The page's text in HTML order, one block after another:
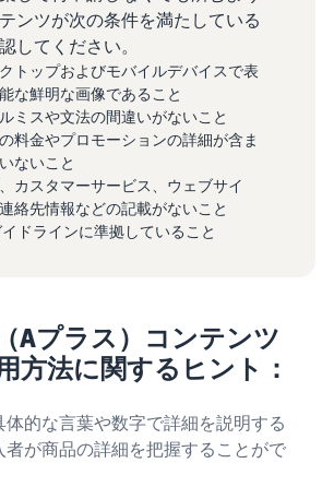
ンツが次の条件を満たしている
してください。
トップおよびモバイルデバイスで表
な鮮明な画像であること
ミスや文法の間違いがないこと
料金やプロモーションの詳細が含ま
ないこと
カスタマーサービス、ウェブサイ
絡先情報などの記載がないこと
ドラインに準拠していること
Aプラス）コンテンツ
方法に関するヒント：
体的な言葉や数字で詳細を説明する
者が商品の詳細を把握することがで